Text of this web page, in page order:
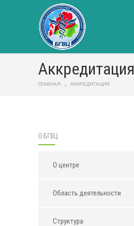
Аккредитация
ГЛАВНАЯ АККРЕДИТАЦИЯ
О БГВЦ
О центре
Область деятельности
Структура